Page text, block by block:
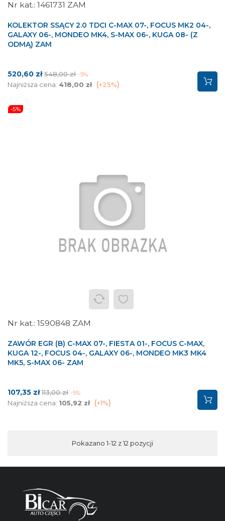
1461731 ZAM
KOLEKTOR SSĄCY 2.0 TDCI C-MAX 07-, FOCUS MK2 04-,
GALAXY 06-, MONDEO MK4, S-MAX 06-, KUGA 08- (Z
ODMĄ) ZAM
Cena
520,60 zł Cena
podstawowa
548,00 zł -5%
Najniższa cena: 418,00 zł +25%
-5%
1590848 ZAM
ZAWÓR EGR (B) C-MAX 07-, FIESTA 01-, FOCUS C-MAX,
KUGA 12-, FOCUS 04-, GALAXY 06-, MONDEO MK3 MK4
MK5, S-MAX 06- ZAM
Cena
107,35 złCena
podstawowa
113,00 zł -5%
Najniższa cena: 105,92 zł +1%
Pokazano 1-12 z 12 pozycji